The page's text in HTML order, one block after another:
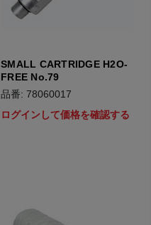
SMALL CARTRIDGE H2O-
FREE No.79
品番: 78060017
ログインして価格を確認する